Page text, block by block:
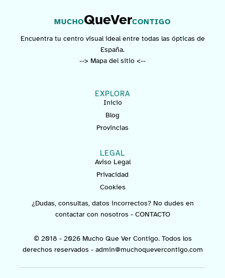
MUCHOQueVerCONTIGO
Encuentra tu centro visual ideal entre todas las ópticas de
España.
--> Mapa del sitio <--
EXPLORA
Inicio
Blog
Provincias
LEGAL
Aviso Legal
Privacidad
Cookies
¿Dudas, consultas, datos incorrectos? No dudes en
contactar con nosotros - CONTACTO
© 2018 - 2026 Mucho Que Ver Contigo. Todos los
derechos reservados - admin@muchoquevercontigo.com